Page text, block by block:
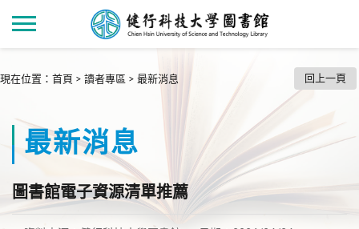
現在位置 ： 首頁 > 讀者專區 > 最新消息 回上一頁
最新消息
圖書館電子資源清單推薦